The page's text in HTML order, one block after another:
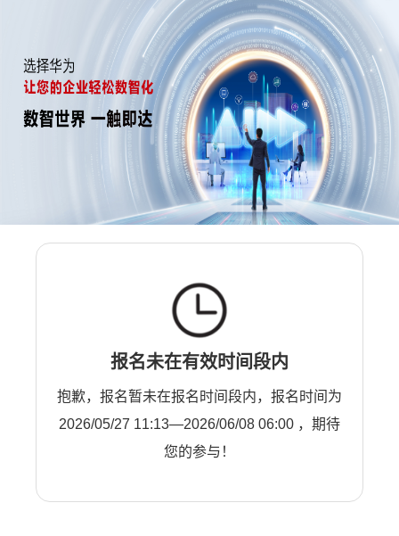
报名未在有效时间段内
抱歉，报名暂未在报名时间段内，报名时间为
2026/05/27 11:13—2026/06/08 06:00 ，期待
您的参与！